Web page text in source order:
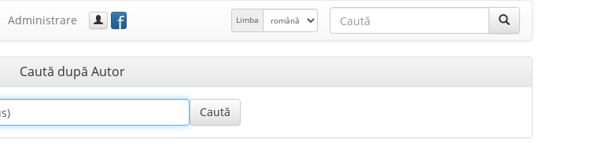
Administrare f Limba
Caută după Autor